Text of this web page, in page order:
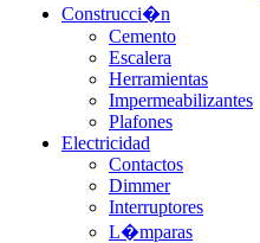
Construcci�n
Cemento
Escalera
Herramientas
Impermeabilizantes
Plafones
Electricidad
Contactos
Dimmer
Interruptores
L�mparas